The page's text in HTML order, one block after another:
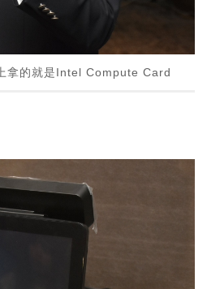
拿的就是Intel Compute Card